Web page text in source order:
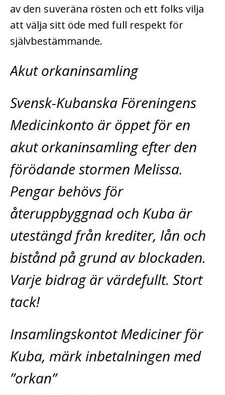
av den suveräna rösten och ett folks vilja
att välja sitt öde med full respekt för
självbestämmande.
Akut orkaninsamling
Svensk-Kubanska Föreningens
Medicinkonto är öppet för en
akut orkaninsamling­ efter den
förödande stormen Melissa.
Pengar behövs för
återuppbyggnad och Kuba är
utestängd från krediter, lån och
bistånd på grund av blockaden.
Varje bidrag är värdefullt. Stort
tack!
Insamlingskontot Mediciner för
Kuba, märk inbetalningen med
”orkan”